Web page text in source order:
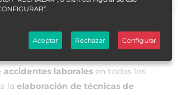
laborales en todos los
la elaboración de técnicas de
Aceptar Rechazar Configurar